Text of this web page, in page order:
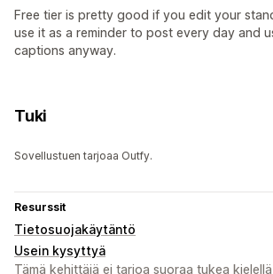
Free tier is pretty good if you edit your
use it as a reminder to post every day and
captions anyway.
Tuki
Sovellustuen tarjoaa Outfy.
Resurssit
Tietosuojakäytäntö
Usein kysyttyä
Tämä kehittäjä ei tarjoa suoraa tukea kielellä